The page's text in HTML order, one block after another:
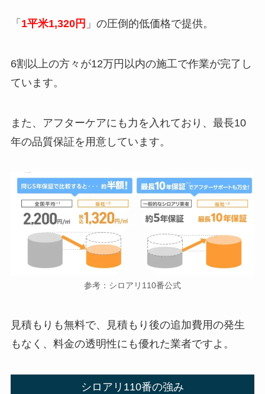
「 1平米1,320円 」の圧倒的低価格で提供。
6割以上の方々が12万円以内の施工で作業が完了し
ています。
また、アフターケアにも力を入れており、最長10
年の品質保証を用意しています。
参考：シロアリ110番公式
見積もりも無料で、見積もり後の追加費用の発生
もなく、料金の透明性にも優れた業者ですよ。
シロアリ110番の強み